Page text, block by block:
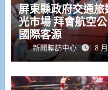
屏東縣政府交通
光市場 拜會航空公司與旅遊巨頭共拓
國際客源
新聞聯訪中心 8